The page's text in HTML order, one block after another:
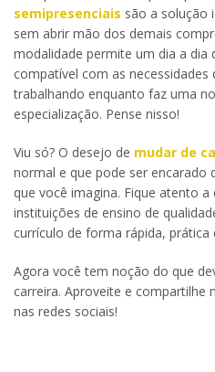
semipresenciais são a solução
sem abrir mão dos demais
modalidade permite um dia a dia
compatível com as
trabalhando enquanto faz uma
especialização. Pense nisso!
Viu só? O desejo de mudar de
normal e que pode ser encarado
que você imagina. Fique atento
instituições de ensino de
currículo de forma rápida, prática
Agora você tem noção do que
carreira. Aproveite e compartilhe
nas redes sociais!